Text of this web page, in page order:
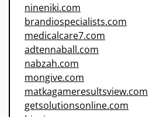
nineniki.com
brandiospecialists.com
medicalcare7.com
adtennaball.com
nabzah.com
mongive.com
matkagameresultsview.com
getsolutionsonline.com